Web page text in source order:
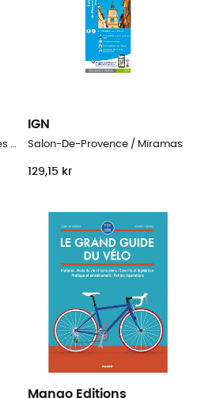
Randonnees Nature Dans Les Alpes
IGN
Salon-De-Provence / Miramas
129,15 kr
Mango Editions